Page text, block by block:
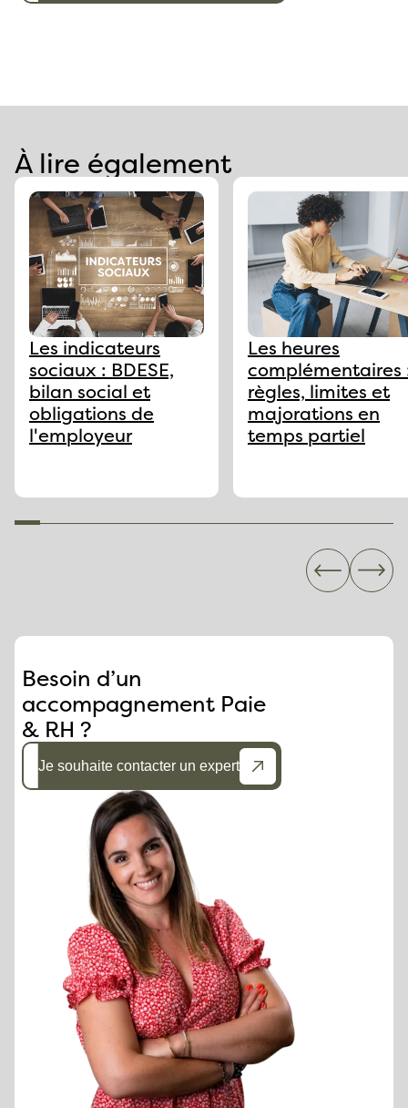
À lire également
Les indicateurs
sociaux : BDESE,
bilan social et
obligations de
l'employeur
Les heures
complémentaires
règles, limites et
majorations en
temps partiel
Besoin d’un
accompagnement Paie
& RH ?
Je souhaite contacter un expert